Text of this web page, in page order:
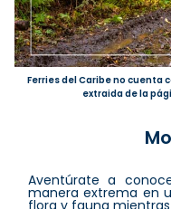
Ferries del Caribe no cuenta
extraida de la
Aventúrate a
manera extrema en
flora y fauna